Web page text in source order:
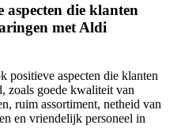
aspecten die klanten
met Aldi
positieve aspecten die klanten
zoals goede kwaliteit van
ruim assortiment, netheid van
en vriendelijk personeel in